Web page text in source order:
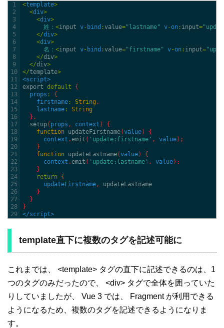
1
2
3
4
5
6
7
8
9
10
11
12
13
14
15
16
17
18
19
20
21
22
23
24
25
26
27
28
29
<template>
<div>
<div>
姓： <input v- bind :value="lastname" v-on : input=
</div>
<div>
名： <input v- bind :value="firstname" v-on : input=
</div>
</div>
</template>
<script>
export default
{
props :
{
firstname : String ,
lastname :
String
} ,
setup( props , context )
{
function updateFirstname(value)
{
context .emit ( 'update:firstname' , value) ;
}
function updateLastname(value)
{
context .emit ( 'update:lastname' , value) ;
}
return
{
updateFirstname ,
updateLastname
}
}
}
</script>
template直下に複数のタグを記述可能に
これまでは、 <template> タグの直下に記述できるのは、1
つのタグのみだったので、 <div> タグで全体を囲っていた
りしていましたが、 Vue 3 では、 Fragment が利用できる
ようになるため、複数のタグを記述できるようになりま
す。